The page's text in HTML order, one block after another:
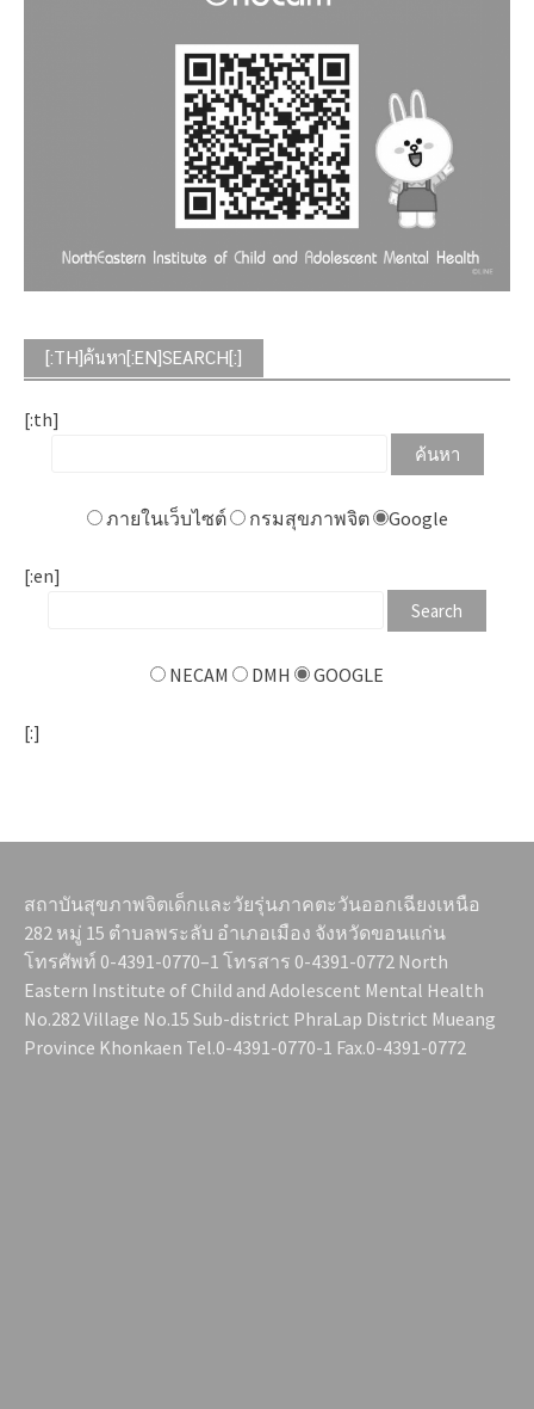
[:TH]ค้นหา[:EN]SEARCH[:]
[:th]
ภายในเว็บไซต์ กรมสุขภาพจิต Google
[:en]
NECAM DMH GOOGLE
[:]
สถาบันสุขภาพจิตเด็กและวัยรุ่นภาคตะวันออกเฉียงเหนือ
282 หมู่ 15 ตำบลพระลับ อำเภอเมือง จังหวัดขอนแก่น
โทรศัพท์ 0-4391-0770–1 โทรสาร 0-4391-0772 North
Eastern Institute of Child and Adolescent Mental Health
No.282 Village No.15 Sub-district PhraLap District Mueang
Province Khonkaen Tel.0-4391-0770-1 Fax.0-4391-0772